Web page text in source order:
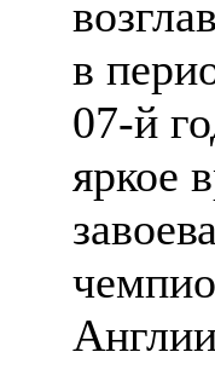
в
07-й
яркое